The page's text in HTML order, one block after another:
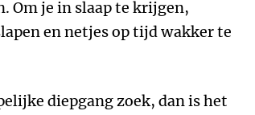
Om je in slaap te krijgen,
en netjes op tijd wakker te
diepgang zoek, dan is het